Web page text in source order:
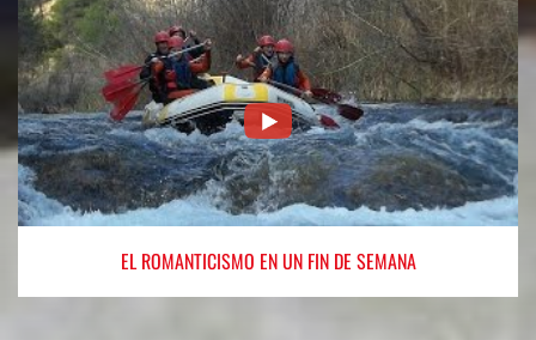
EL ROMANTICISMO EN UN FIN DE SEMANA